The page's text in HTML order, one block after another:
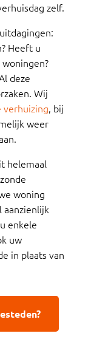
zelf.
Heeft u
deze
Wij
verhuizing, bij
weer
helemaal
woning
aanzienlijk
enkele
uw
in plaats van